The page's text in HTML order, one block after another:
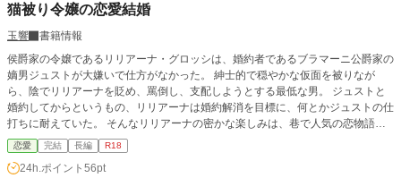
猫被り令嬢の恋愛結婚
玉響
書籍情報
侯爵家の令嬢であるリリアーナ・グロッシは、婚約者であるブラマーニ公爵家の
嫡男ジュストが大嫌いで仕方がなかった。 紳士的で穏やかな仮面を被りなが
ら、陰でリリアーナを貶め、罵倒し、支配しようとする最低な男。 ジュストと
婚約してからというもの、リリアーナは婚約解消を目標に、何とかジュストの仕
打ちに耐えていた。 そんなリリアーナの密かな楽しみは、巷で人気の恋物語を
読む事。 現実とは違う、心がときめくような恋物語はリリアーナの心を慰めて
くれる癒やしだった。 特にお気に入りの物語のヒロインによく似た国王の婚約
者である女侯爵と、とあるきっかけから仲良くなるが、その出会いがリリアーナ
恋愛 完結 長編 R18
24h.ポイント 56pt